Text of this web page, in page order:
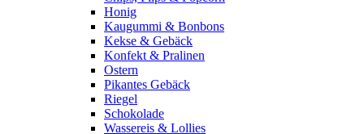
Honig
Kaugummi & Bonbons
Kekse & Gebäck
Konfekt & Pralinen
Ostern
Pikantes Gebäck
Riegel
Schokolade
Wassereis & Lollies